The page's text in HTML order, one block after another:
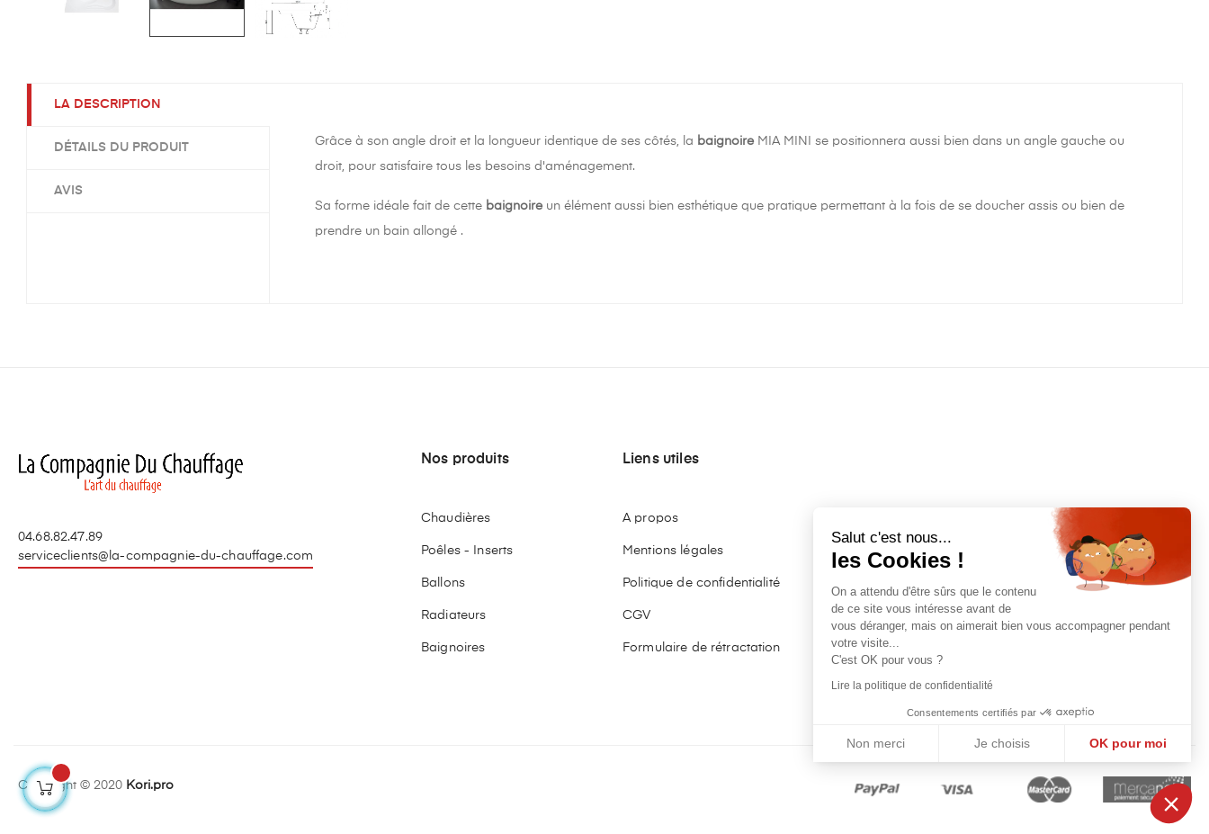
LA DESCRIPTION
DÉTAILS DU PRODUIT
AVIS
Grâce à son angle droit et la longueur identique de ses côtés, la baignoireMIA MINI se positionnera aussi bien dans un angle gauche ou
droit, pour satisfaire tous les besoins d'aménagement.
Sa forme idéale fait de cette baignoireun élément aussi bien esthétique que pratique permettant à la fois de se doucher assis ou bien de
prendre un bain allongé .
04.68.82.47.89
serviceclients@la-compagnie-du-chauffage.com
Nos produits
Chaudières
Poêles - Inserts
Ballons
Radiateurs
Baignoires
Liens utiles
A propos
Mentions légales
Politique de confidentialité
CGV
Formulaire de rétractation
Copyright © 2020 Kori.pro
Salut c'est nous...
les Cookies !
On a attendu d'être sûrs que le contenu
de ce site vous intéresse avant de
vous déranger, mais on aimerait bien vous accompagner pendant
votre visite...
C'est OK pour vous ?
Lire la politique de confidentialité
Consentements certifiés par
Non merci Je choisis OK pour moi
Notre plateforme vous permet d'adapter et de gérer vos